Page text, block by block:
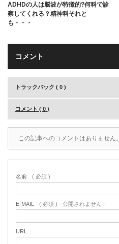
ADHDの人は脳波が特徴的?何科で診
察してくれる？精神科それと
も・・・
コメント
トラックバック ( 0 )
コメント ( 0 )
この記事へのコメントはありません。
名前 ( 必須 )
E-MAIL ( 必須 ) - 公開されません -
URL